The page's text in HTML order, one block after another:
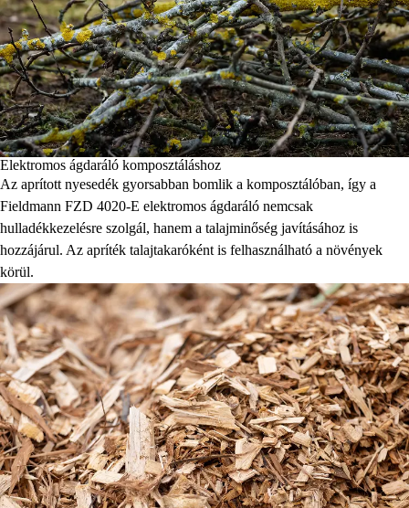
Elektromos ágdaráló komposztáláshoz
Az aprított nyesedék gyorsabban bomlik a komposztálóban, így a
Fieldmann FZD 4020-E elektromos ágdaráló nemcsak
hulladékkezelésre szolgál, hanem a talajminőség javításához is
hozzájárul. Az apríték talajtakaróként is felhasználható a növények
körül.